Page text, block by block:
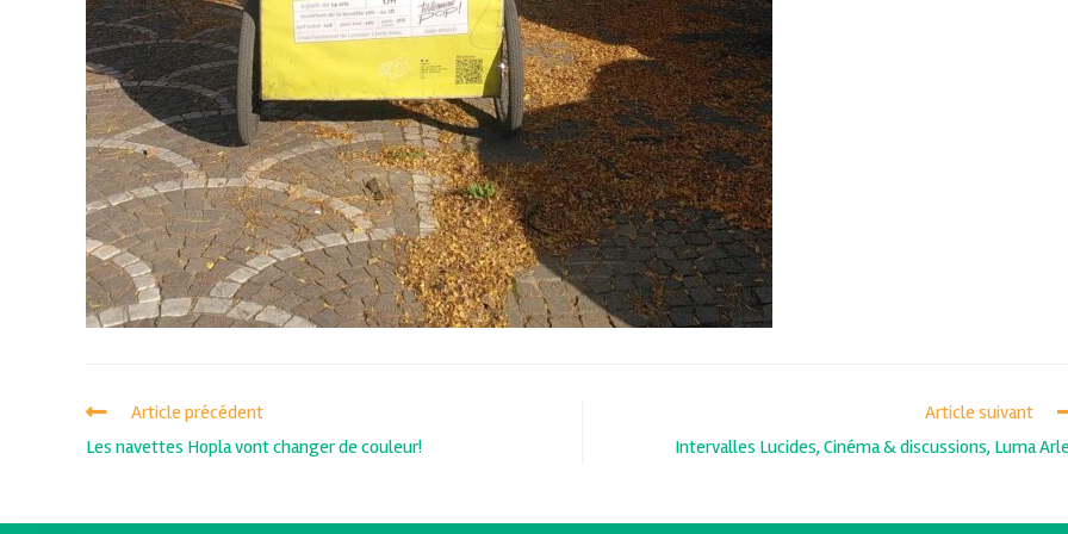
Article précédent
Les navettes Hopla vont changer de couleur!
Article suivant
Intervalles Lucides, Cinéma & discussions, Luma